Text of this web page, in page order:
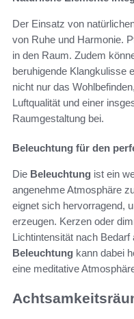
Der Einsatz von
von Ruhe und Harmonie.
in den Raum. Zudem
beruhigende Klangkulisse
nicht nur das
Luftqualität und einer
Raumgestaltung bei.
Beleuchtung für den
Die Beleuchtung ist ein
angenehme Atmosphäre
eignet sich hervorragend,
erzeugen. Kerzen oder
Lichtintensität nach
Beleuchtung kann dabei
eine meditative